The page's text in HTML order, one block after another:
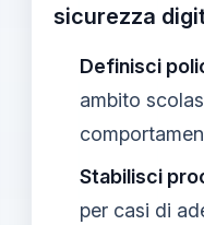
sicurezza
Definisci
ambito
Stabilisci
per casi di